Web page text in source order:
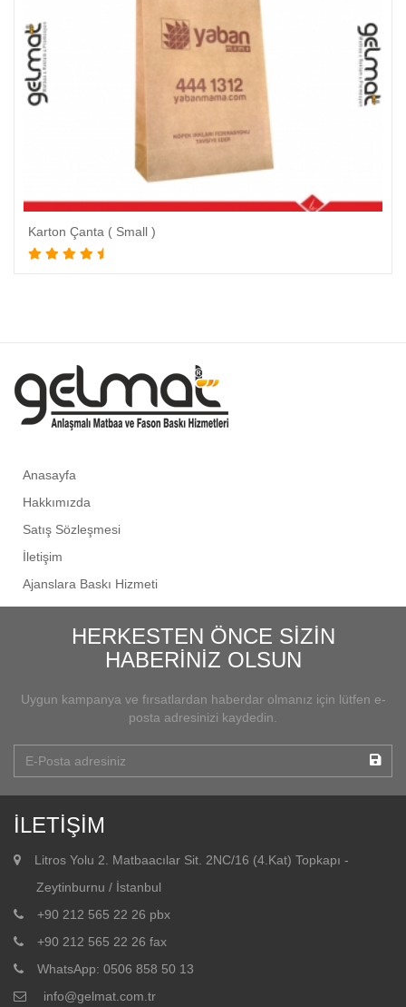
Karton Çanta ( Small )
Anasayfa
Hakkımızda
Satış Sözleşmesi
İletişim
Ajanslara Baskı Hizmeti
HERKESTEN ÖNCE SİZİN
HABERİNİZ OLSUN
Uygun kampanya ve fırsatlardan haberdar olmanız için lütfen e-
posta adresinizi kaydedin.
İLETİŞİM
Litros Yolu 2. Matbaacılar Sit. 2NC/16 (4.Kat) Topkapı -
Zeytinburnu / İstanbul
+90 212 565 22 26 pbx
+90 212 565 22 26 fax
WhatsApp: 0506 858 50 13
info@gelmat.com.tr